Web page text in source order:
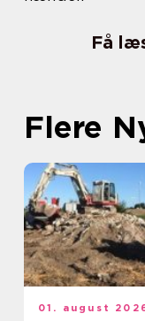
Få
Flere
01. august